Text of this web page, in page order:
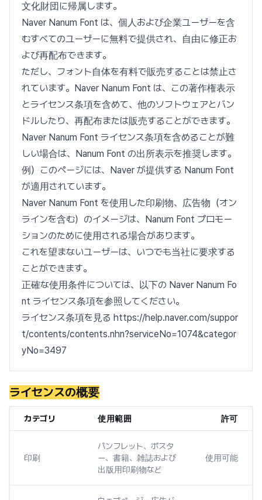
文化財団に帰属します。
Naver Nanum Font は、個人および企業ユーザーを含
むすべてのユーザーに無料で提供され、自由に修正お
よび再配布できます。
ただし、フォント自体を有料で販売することは禁止さ
れています。Naver Nanum Font は、この著作権表示
とライセンス条項を含めて、他のソフトウェアとバン
ドルしたり、再配布または販売することができます。
Naver Nanum Font ライセンス条項を含めることが難
しい場合は、Nanum Font の出所表示を推奨します。
例）このページには、Naver が提供する Nanum Font
が適用されています。
Naver Nanum Font を使用した印刷物、広告物（オン
ラインを含む）のイメージは、Nanum Font プロモー
ションのために使用される場合があります。
これを望まないユーザーは、いつでも当社に要求する
ことができます。
正確な使用条件については、以下の Naver Nanum Fo
nt ライセンス条項を参照してください。
ライセンス条項を見る https://help.naver.com/suppor
t/contents/contents.nhn?serviceNo=1074&categor
yNo=3497
ライセンスの概要
カテゴリ 使用範囲 許可
印刷
パンフレット、ポスタ
ー、書籍、雑誌および
出版用印刷物など
使用可能